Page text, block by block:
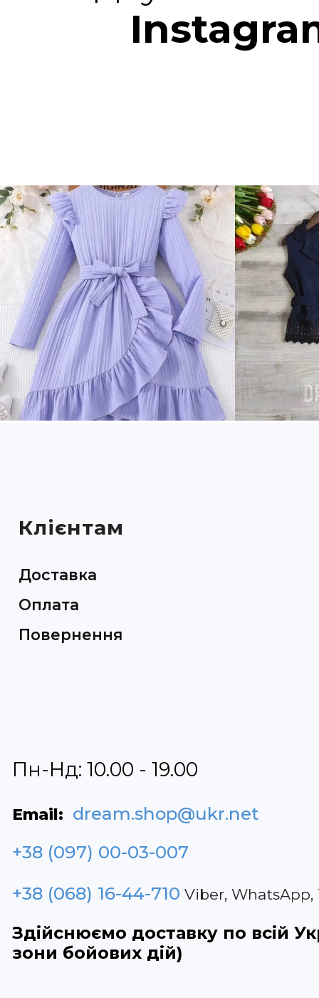
Клієнтам
Доставка
Оплата
Повернення
Пн-Нд: 10.00 - 19.00
Email: dream.shop@ukr.net
+38 (097) 00-03-007
+38 (068) 16-44-710 Viber,
Здійснюємо доставку по всій
зони бойових дій)